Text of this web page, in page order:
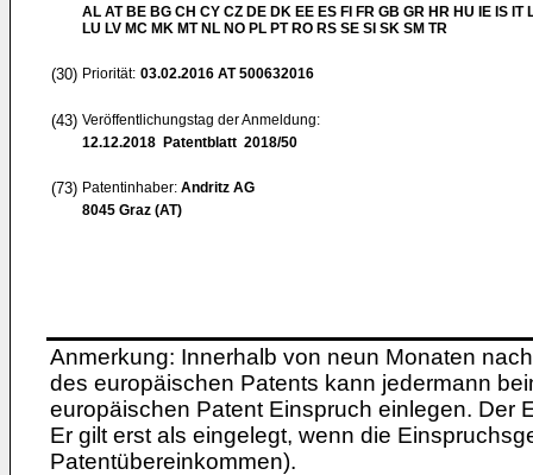
AL AT BE BG CH CY CZ DE DK EE ES FI FR GB GR HR HU IE IS IT
LU LV MC MK MT NL NO PL PT RO RS SE SI SK SM TR
(30) Priorität: 03.02.2016 AT 500632016
(43) Veröffentlichungstag der Anmeldung:
12.12.2018 Patentblatt 2018/50
(73) Patentinhaber: Andritz AG
8045 Graz (AT)
Anmerkung: Innerhalb von neun Monaten
des europäischen Patents kann jedermann
europäischen Patent Einspruch einlegen. Der
Er gilt erst als eingelegt, wenn die
Patentübereinkommen).